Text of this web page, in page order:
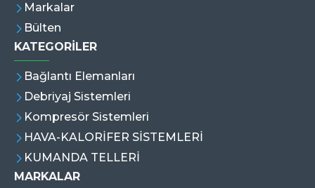
Markalar
Bülten
KATEGORİLER
Bağlantı Elemanları
Debriyaj Sistemleri
Kompresör Sistemleri
HAVA-KALORİFER SİSTEMLERİ
KUMANDA TELLERİ
MARKALAR